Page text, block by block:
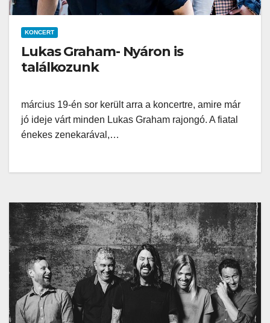
KONCERT
Lukas Graham- Nyáron is
találkozunk
március 19-én sor került arra a koncertre, amire már
jó ideje várt minden Lukas Graham rajongó. A fiatal
énekes zenekarával,…